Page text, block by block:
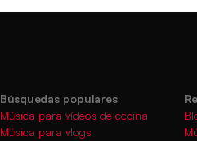
Búsquedas populares
Música para vídeos de cocina
Música para vlogs